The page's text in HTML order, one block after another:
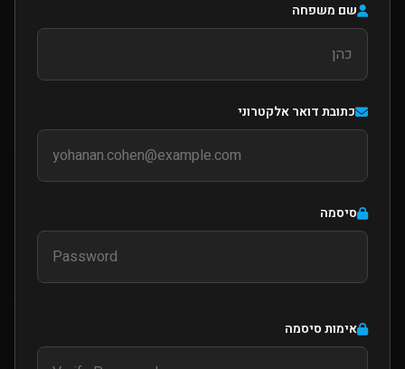
שם משפחה
כתובת דואר אלקטרוני
סיסמה
אימות סיסמה